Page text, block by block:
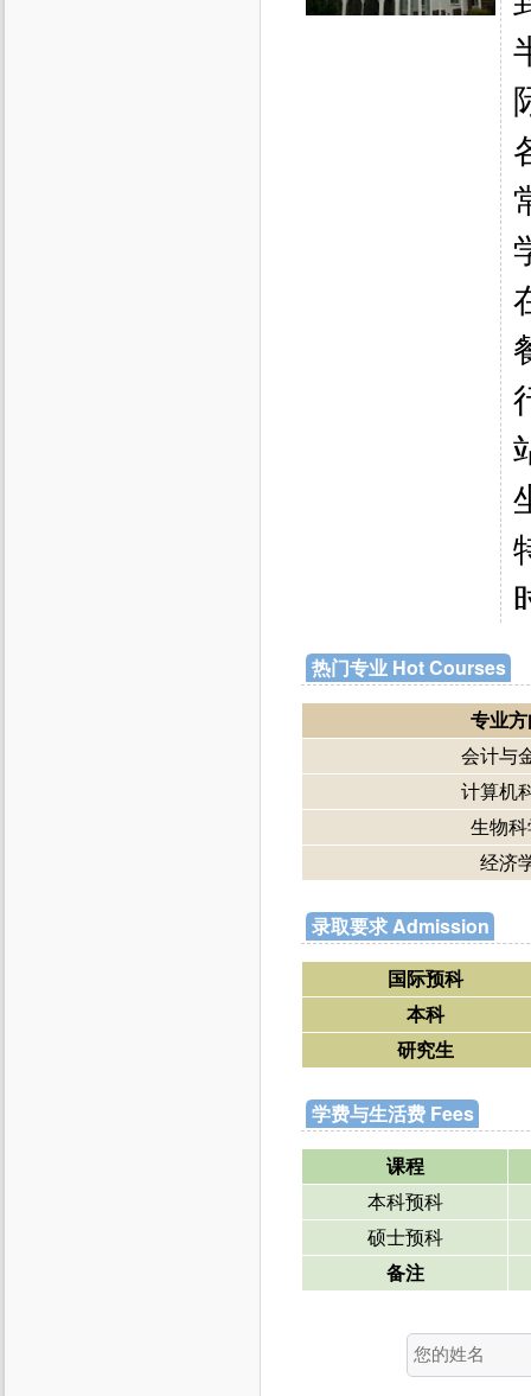
热门专业 Hot Courses
专业
会计与
计算机
生物
经济
录取要求 Admission
国际预科
本科
研究生
学费与生活费 Fees
课程
本科预科
硕士预科
备注